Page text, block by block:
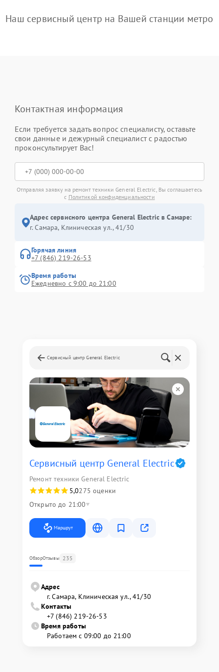
Наш сервисный центр на Вашей станции метро
Контактная информация
Если требуется задать вопрос специалисту, оставьте
свои данные и дежурный специалист с радостью
проконсультирует Вас!
Отправляя заявку на ремонт техники General Electric, Вы соглашаетесь
с Политикой конфиденциальности
Адрес сервисного центра General Electric в Самаре:
г. Самара, Клиническая ул., 41/30
Горячая линия
+7 (846) 219-26-53
Время работы
Ежедневно с 9:00 до 21:00
Сервисный центр General Electric
Сервисный центр General Electric
Ремонт техники General Electric
5,0275 оценки
Открыто до 21:00
Маршрут
ОбзорОтзывы 235
Адрес
г. Самара, Клиническая ул., 41/30
Контакты
+7 (846) 219-26-53
Время работы
Работаем с 09:00 до 21:00